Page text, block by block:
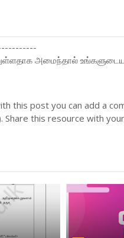
அமைந்தால்
this post you can add a
Share this resource with